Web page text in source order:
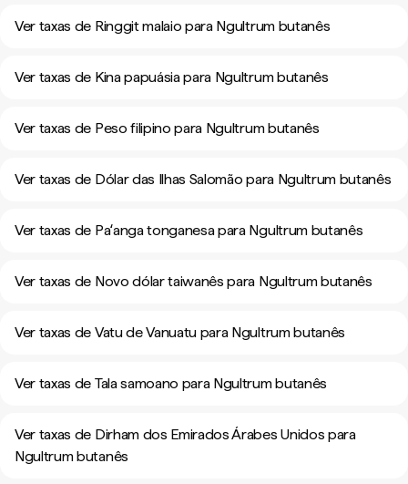
Ver taxas de Ringgit malaio para Ngultrum butanês
Ver taxas de Kina papuásia para Ngultrum butanês
Ver taxas de Peso filipino para Ngultrum butanês
Ver taxas de Dólar das Ilhas Salomão para Ngultrum butanês
Ver taxas de Paʻanga tonganesa para Ngultrum butanês
Ver taxas de Novo dólar taiwanês para Ngultrum butanês
Ver taxas de Vatu de Vanuatu para Ngultrum butanês
Ver taxas de Tala samoano para Ngultrum butanês
Ver taxas de Dirham dos Emirados Árabes Unidos para
Ngultrum butanês